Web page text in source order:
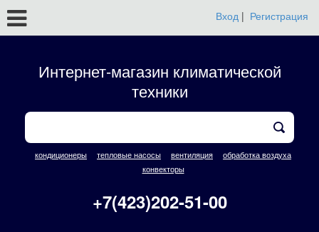
Вход | Регистрация
Интернет-магазин климатической
техники
кондиционеры тепловые насосы вентиляция
обработка воздуха
конвекторы
+7(423)202-51-00